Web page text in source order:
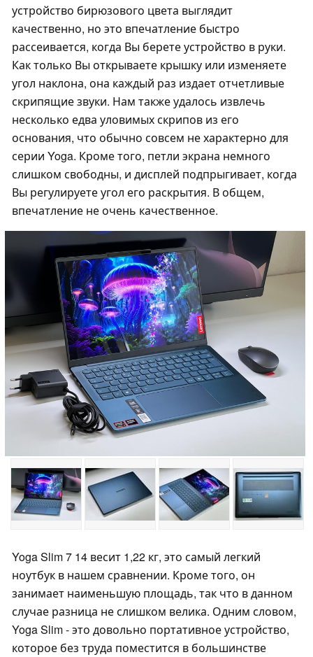
устройство бирюзового цвета выглядит
качественно, но это впечатление быстро
рассеивается, когда Вы берете устройство в руки.
Как только Вы открываете крышку или изменяете
угол наклона, она каждый раз издает отчетливые
скрипящие звуки. Нам также удалось извлечь
несколько едва уловимых скрипов из его
основания, что обычно совсем не характерно для
серии Yoga. Кроме того, петли экрана немного
слишком свободны, и дисплей подпрыгивает, когда
Вы регулируете угол его раскрытия. В общем,
впечатление не очень качественное.
Yoga Slim 7 14 весит 1,22 кг, это самый легкий
ноутбук в нашем сравнении. Кроме того, он
занимает наименьшую площадь, так что в данном
случае разница не слишком велика. Одним словом,
Yoga Slim - это довольно портативное устройство,
которое без труда поместится в большинстве